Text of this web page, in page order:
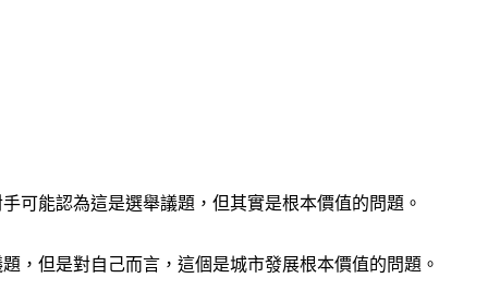
可能認為這是選舉議題，但其實是根本價值的問題。
，但是對自己而言，這個是城市發展根本價值的問題。